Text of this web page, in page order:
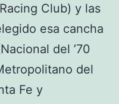
Club) y las
esa cancha
del ’70
del
Fe y